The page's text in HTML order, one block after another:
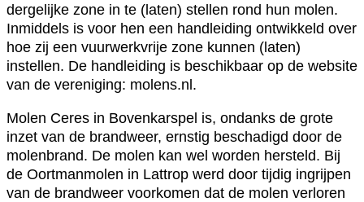
dergelijke zone in te (laten) stellen rond hun molen.
Inmiddels is voor hen een handleiding ontwikkeld over
hoe zij een vuurwerkvrije zone kunnen (laten)
instellen. De handleiding is beschikbaar op de website
van de vereniging: molens.nl.
Molen Ceres in Bovenkarspel is, ondanks de grote
inzet van de brandweer, ernstig beschadigd door de
molenbrand. De molen kan wel worden hersteld. Bij
de Oortmanmolen in Lattrop werd door tijdig ingrijpen
van de brandweer voorkomen dat de molen verloren